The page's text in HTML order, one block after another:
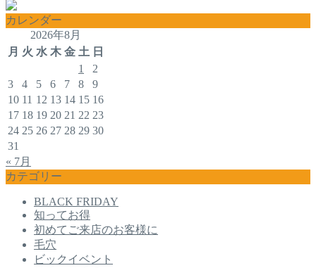
カレンダー
2026年8月
月 火 水 木 金 土 日
1
2
3
4 5 6 7 8
9
10 11 12 13 14 15 16
17 18 19 20 21 22 23
24 25 26 27 28 29 30
31
« 7月
カテゴリー
BLACK FRIDAY
知ってお得
初めてご来店のお客様に
毛穴
ビックイベント